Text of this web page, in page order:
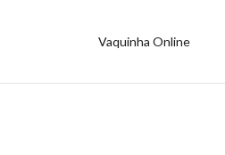
Vaquinha Online